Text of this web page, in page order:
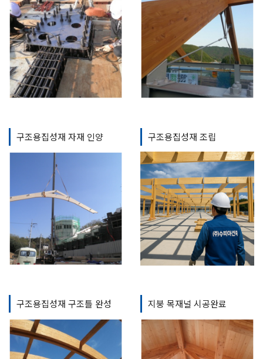
구조용집성재 자재 인양 구조용집성재 조립
구조용집성재 구조틀 완성 지붕 목재널 시공완료